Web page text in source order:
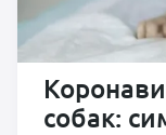
собак: